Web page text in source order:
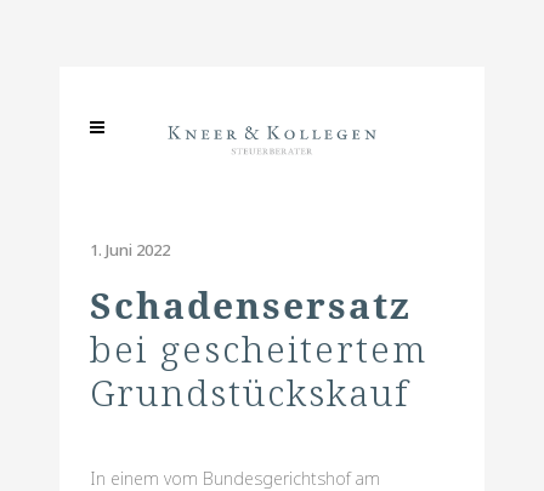
1. Juni 2022
Schadensersatz
bei gescheitertem
Grundstückskauf
In einem vom Bundesgerichtshof am